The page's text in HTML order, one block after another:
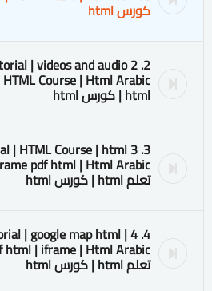
كورس html
| videos and audio
html | كورس html
| HTML Course | html
تعلم html | كورس html
| google map html |
تعلم html | كورس html